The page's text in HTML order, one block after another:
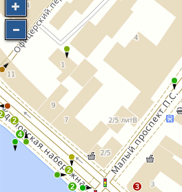
3
2
2
4
2
2